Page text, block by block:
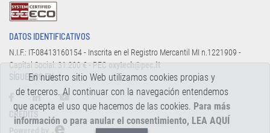
DATOS IDENTIFICATIVOS
N.I.F.: IT-08413160154 - Inscrita en el Registro Mercantil MI n.1221909 -
Capital Social: 31.200 € - PECoxytech@pec.it
SÍGUENOS EN:
CREDITS
En nuestro sitio Web utilizamos cookies propias y
de terceros. Al continuar con la navegación entendemos
que acepta el uso que hacemos de las cookies. Para más
información o para anular el consentimiento, LEA AQUÍ